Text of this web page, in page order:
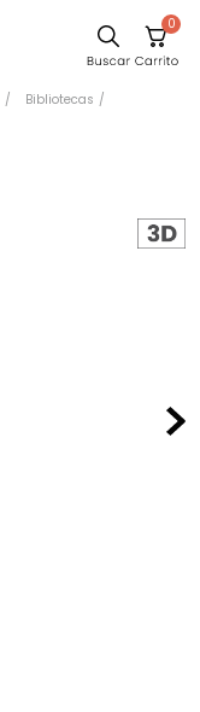
0
Bibliotecas